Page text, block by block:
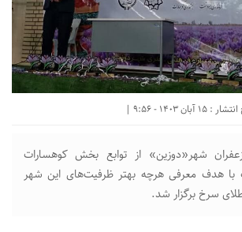
شهر«دوزین» از توابع بخش کوهسارات
هدف معرفی هرچه بهتر ظرفیت‌های این شهر
سرخ برگزار شد.